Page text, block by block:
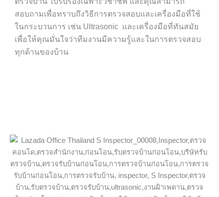
สอบถามเพื่อทราบถึงวิธีการตรวจสอบและเครื่องมือที่ใช้
ในกระบวนการ เช่น Ultrasonic และเครื่องมือที่ทันสมัย
เพื่อให้คุณมั่นใจว่าทีมงานมีความรู้และในการตรวจสอบ
ทุกด้านของบ้าน